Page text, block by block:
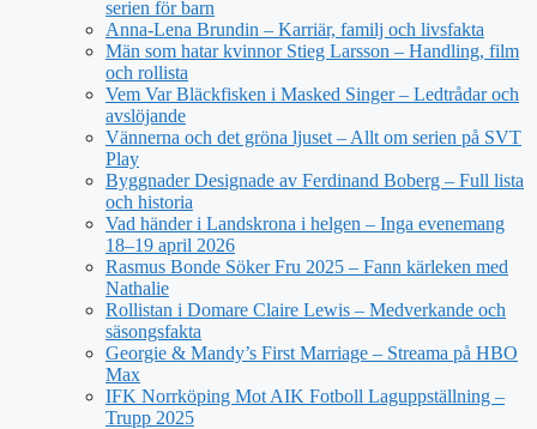
serien för barn
Anna-Lena Brundin – Karriär, familj och livsfakta
Män som hatar kvinnor Stieg Larsson – Handling, film
och rollista
Vem Var Bläckfisken i Masked Singer – Ledtrådar och
avslöjande
Vännerna och det gröna ljuset – Allt om serien på SVT
Play
Byggnader Designade av Ferdinand Boberg – Full lista
och historia
Vad händer i Landskrona i helgen – Inga evenemang
18–19 april 2026
Rasmus Bonde Söker Fru 2025 – Fann kärleken med
Nathalie
Rollistan i Domare Claire Lewis – Medverkande och
säsongsfakta
Georgie & Mandy’s First Marriage – Streama på HBO
Max
IFK Norrköping Mot AIK Fotboll Laguppställning –
Trupp 2025